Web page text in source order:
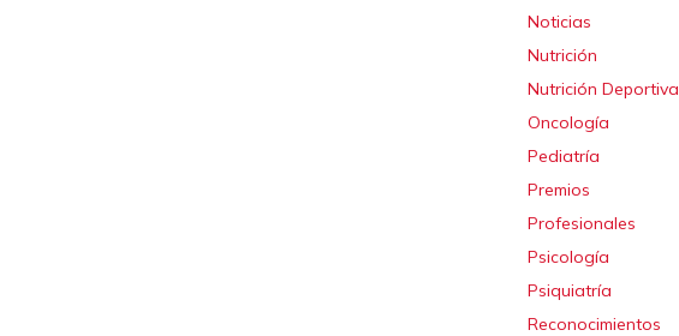
Noticias
Nutrición
Nutrición Deportiva
Oncología
Pediatría
Premios
Profesionales
Psicología
Psiquiatría
Reconocimientos